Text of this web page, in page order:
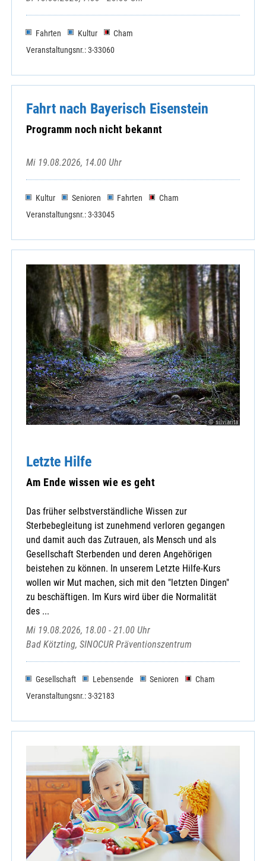
Fahrten Kultur
Cham
Veranstaltungsnr.: 3-33060
Fahrt nach Bayerisch Eisenstein
Programm noch nicht bekannt
Mi 19.08.2026, 14.00 Uhr
Kultur Senioren Fahrten
Cham
Veranstaltungsnr.: 3-33045
© silviarita
Letzte Hilfe
Am Ende wissen wie es geht
Das früher selbstverständliche Wissen zur
Sterbebegleitung ist zunehmend verloren gegangen
und damit auch das Zutrauen, als Mensch und als
Gesellschaft Sterbenden und deren Angehörigen
beistehen zu können. In unserem Letzte Hilfe-Kurs
wollen wir Mut machen, sich mit den "letzten Dingen"
zu beschäftigen. Im Kurs wird über die Normalität
des ...
Mi 19.08.2026, 18.00 - 21.00 Uhr
Bad Kötzting, SINOCUR Präventionszentrum
Gesellschaft Lebensende Senioren
Cham
Veranstaltungsnr.: 3-32183